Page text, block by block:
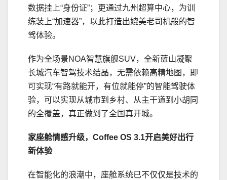
数据挂上“身份证”；更通过九州超算中心，为训
练装上“加速器”，以此打造出媲美老司机般的智
驾体验。
作为全场景NOA智慧旗舰SUV，全新蓝山凝聚
长城汽车智驾技术结晶，无需依赖高精地图，即
可实现“有路就能开，有位就能停”的智能驾驶体
验，可以实现从城市到乡村、从主干道到小胡同
的全覆盖，真正做到了全国真开城。
家座舱情感升级，Coffee OS 3.1开启美好出行
新体验
在智能化的浪潮中，座舱系统已不仅仅是技术的